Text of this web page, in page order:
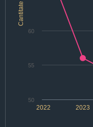
Cantitate
2022 2023
50
55
60